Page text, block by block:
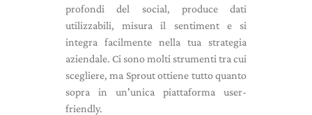
profondi del social, produce dati
utilizzabili, misura il sentiment e si
integra facilmente nella tua strategia
aziendale. Ci sono molti strumenti tra cui
scegliere, ma Sprout ottiene tutto quanto
sopra in un'unica piattaforma user-
friendly.